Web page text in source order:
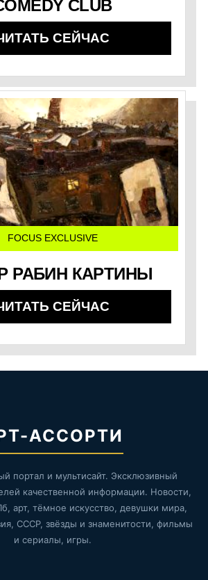
CLUB
СЕЙЧАС
FOCUS EXCLUSIVE
РАБИН КАРТИНЫ
СЕЙЧАС
АССОРТИ
портал и мультисайт. Эксклюзивный
качественной информации. Новости,
арт, тёмное искусство, девушки мира,
СССР, звёзды и знаменитости, фильмы
и сериалы, игры.